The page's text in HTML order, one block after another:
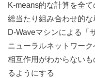
K-means的な計算を全
総当たり組み合わせ的
D-Waveマシンによる「
ニューラルネットワーク
相互作用がわからない
るようにする